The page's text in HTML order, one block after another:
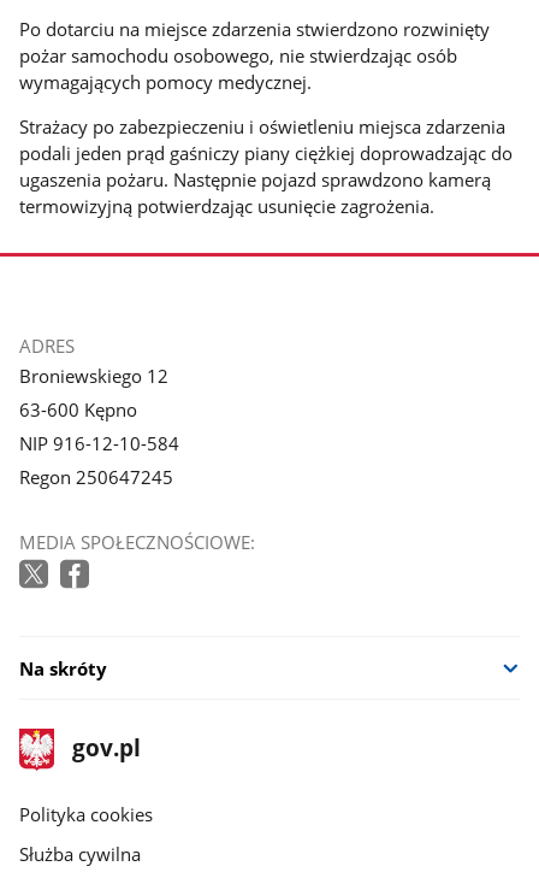
Po dotarciu na miejsce zdarzenia stwierdzono rozwinięty
pożar samochodu osobowego, nie stwierdzając osób
wymagających pomocy medycznej.
Strażacy po zabezpieczeniu i oświetleniu miejsca zdarzenia
podali jeden prąd gaśniczy piany ciężkiej doprowadzając do
ugaszenia pożaru. Następnie pojazd sprawdzono kamerą
termowizyjną potwierdzając usunięcie zagrożenia.
stopka
ADRES
Broniewskiego 12
63-600 Kępno
NIP 916-12-10-584
Regon 250647245
MEDIA SPOŁECZNOŚCIOWE:
Na skróty
stopka
gov.pl
Strona
gov.pl
gov.pl
Polityka cookies
Służba cywilna